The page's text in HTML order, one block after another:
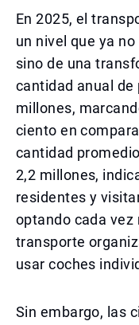
En 2025, el
un nivel que ya
sino de una
cantidad anual de
millones,
ciento en
cantidad
2,2 millones,
residentes y
optando cada vez
transporte
usar coches
Sin embargo, las